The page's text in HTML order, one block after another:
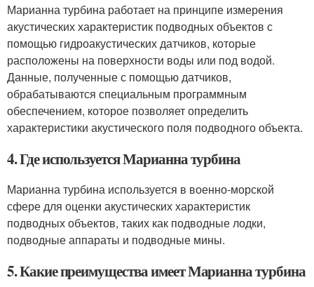
Марианна турбина работает на принципе измерения
акустических характеристик подводных объектов с
помощью гидроакустических датчиков, которые
расположены на поверхности воды или под водой.
Данные, полученные с помощью датчиков,
обрабатываются специальным программным
обеспечением, которое позволяет определить
характеристики акустического поля подводного объекта.
4. Где используется Марианна турбина
Марианна турбина используется в военно-морской
сфере для оценки акустических характеристик
подводных объектов, таких как подводные лодки,
подводные аппараты и подводные мины.
5. Какие преимущества имеет Марианна турбина